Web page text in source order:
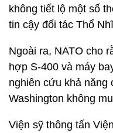
không tiết lộ một số
tin cậy đối tác Thổ
Ngoài ra, NATO cho
hợp S-400 và máy
nghiên cứu khả năng
Washington không
Viện sỹ thông tấn